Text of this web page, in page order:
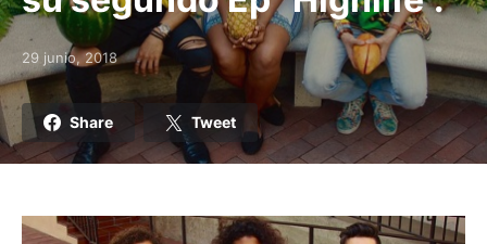
Posted on
29 junio, 2018
Share Tweet